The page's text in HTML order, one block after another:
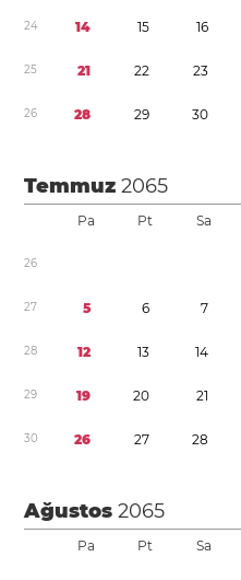
24 14 15 16
25 21 22 23
26 28 29 30
Temmuz2065
Pa Pt Sa
26
27 5 6 7
28 12 13 14
29 19 20 21
30 26 27 28
Ağustos2065
Pa Pt Sa